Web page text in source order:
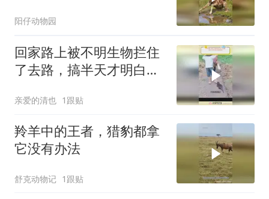
阳仔动物园
回家路上被不明生物拦住
了去路，搞半天才明白有
亲爱的清也 1跟贴
羚羊中的王者，猎豹都拿
它没有办法
舒克动物记 1跟贴